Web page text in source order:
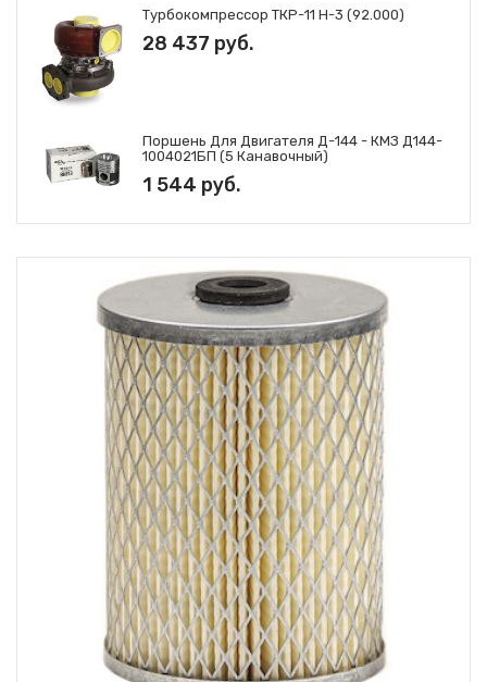
Турбокомпрессор ТКР-11 Н-3 (92.000)
28 437 руб.
Поршень Для Двигателя Д-144 - КМЗ Д144-
1004021БП (5 Канавочный)
1 544 руб.